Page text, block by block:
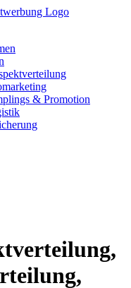
& Promotion